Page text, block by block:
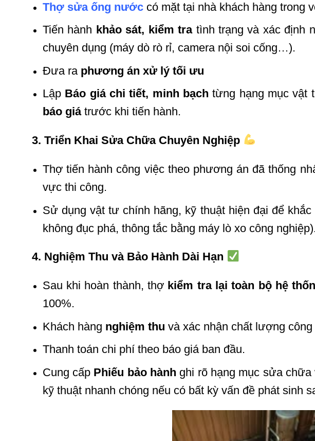
Thợ sửa ống nướccó mặt tại nhà khách hàng trong
Tiến hành khảo sát, kiểm tratình trạng và xác định
chuyên dụng (máy dò rò rỉ, camera nội soi cống…).
Đưa ra phương án xử lý tối ưu
Lập Báo giá chi tiết, minh bạch từng hạng mục vật
báo giátrước khi tiến hành.
3. Triển Khai Sửa Chữa Chuyên Nghiệp
Thợ tiến hành công việc theo phương án đã thống
vực thi công.
Sử dụng vật tư chính hãng, kỹ thuật hiện đại để
không đục phá, thông tắc bằng máy lò xo công
4. Nghiệm Thu và Bảo Hành Dài Hạn
Sau khi hoàn thành, thợ kiểm tra lại toàn bộ hệ
100%.
Khách hàng nghiệm thu và xác nhận chất lượng công
Thanh toán chi phí theo báo giá ban đầu.
Cung cấp Phiếu bảo hành ghi rõ hạng mục sửa
kỹ thuật nhanh chóng nếu có bất kỳ vấn đề phát sinh